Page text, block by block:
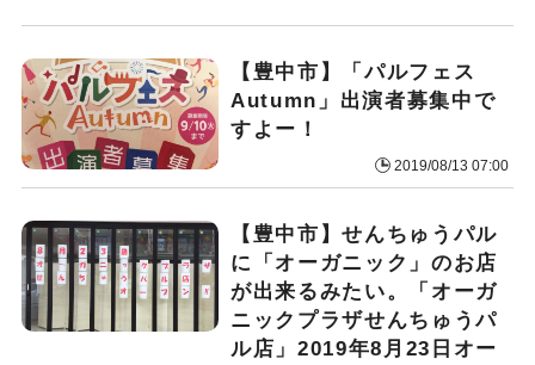
【豊中市】「パルフェス
Autumn」出演者募集中で
すよー！
2019/08/13 07:00
【豊中市】せんちゅうパル
に「オーガニック」のお店
が出来るみたい。「オーガ
ニックプラザせんちゅうパ
ル店」2019年8月23日オー